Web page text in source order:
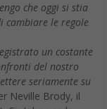
che oggi si stia
cambiare le regole
un costante
del nostro
seriamente su
Neville Brody, il